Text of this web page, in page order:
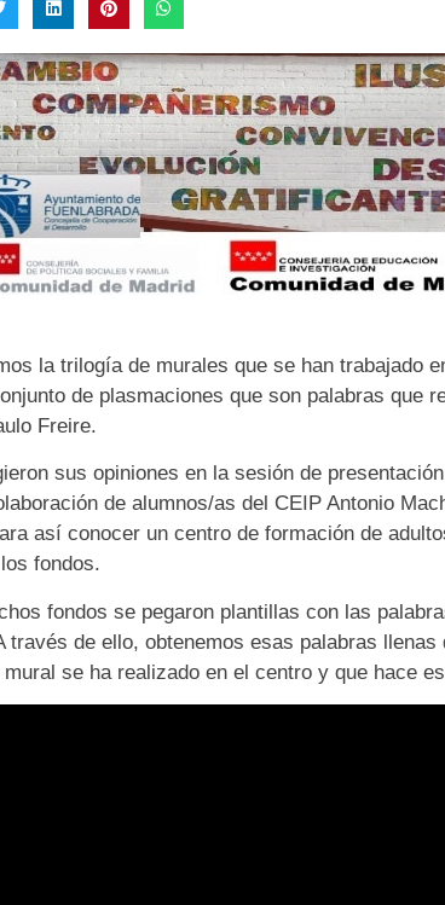
la trilogía de murales que se han trabajado
de plasmaciones que son palabras que
Freire.
sus opiniones en la sesión de
de alumnos/as del CEIP Antonio
así conocer un centro de formación de
fondos.
fondos se pegaron plantillas con las
través de ello, obtenemos esas palabras
mural se ha realizado en el centro y que hace